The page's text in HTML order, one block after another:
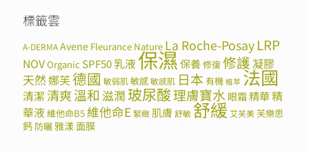
標籤雲
A-DERMAAvene Fleurance Nature La Roche-PosayLRP
NOVOrganic SPF50乳液保濕保養修復修護凝膠
天然娜芙德國 敏弱肌敏感敏感肌 日本 有機 植萃 法國
清潔清爽溫和 滋潤 玻尿酸理膚寶水 眼霜精華精
華液維他命B5 維他命E 緊緻 肌膚 舒敏 舒緩 艾芙美芙樂思
鈣 防曬雅漾面膜